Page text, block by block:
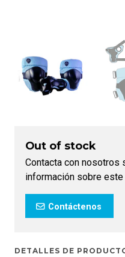
Out of stock
Contacta con nosotros
información sobre este
Contáctenos
DETALLES DE